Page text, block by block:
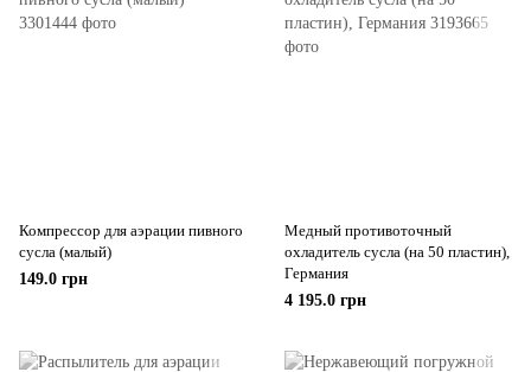
Компрессор для аэрации пивного
сусла (малый)
149.0 грн
Медный противоточный
охладитель сусла (на 50 пластин),
Германия
4 195.0 грн